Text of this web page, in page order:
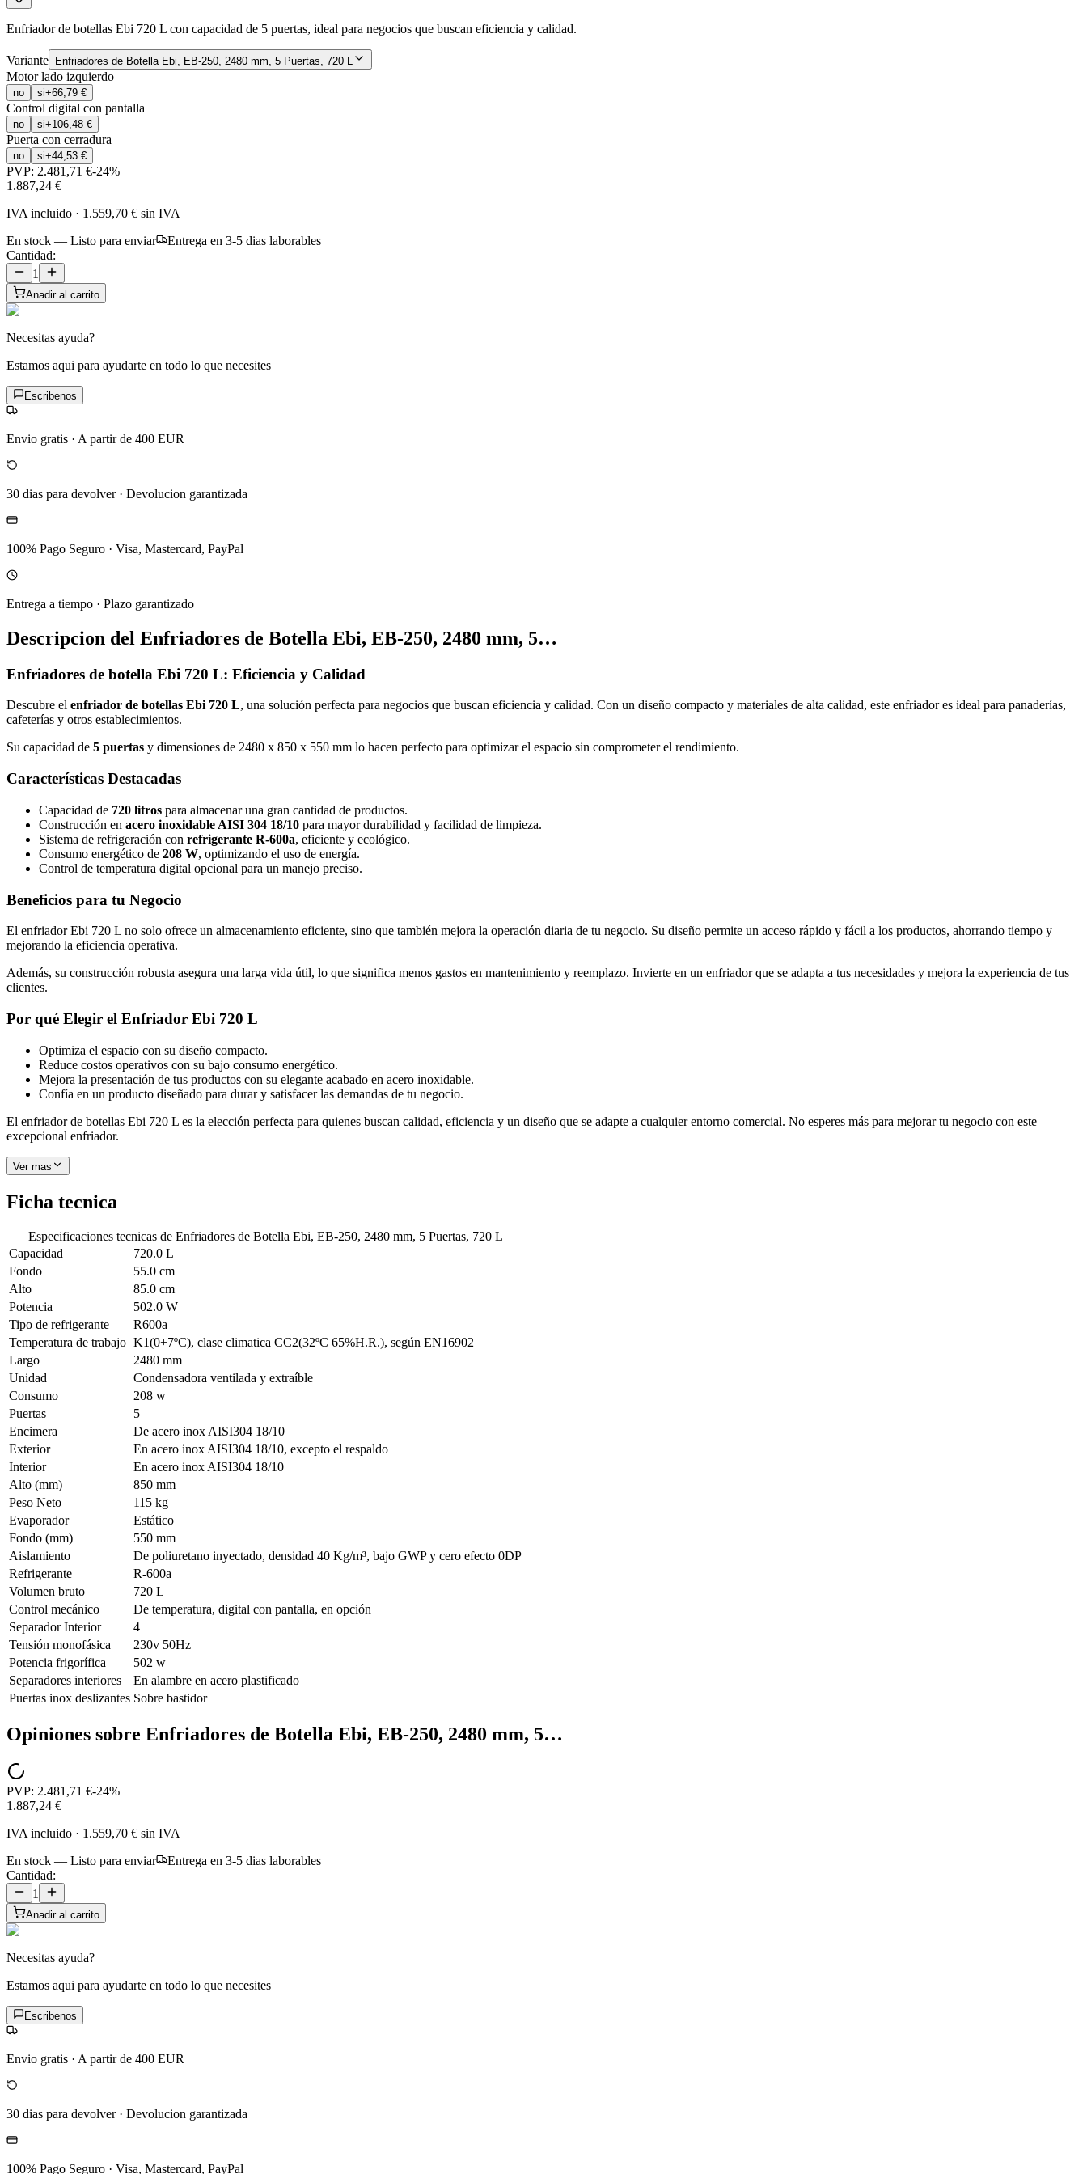
Enfriador de botellas Ebi 720 L con capacidad de 5 puertas, ideal para negocios que buscan eficiencia y calidad.
Variante Enfriadores de Botella Ebi, EB-250, 2480 mm, 5 Puertas, 720 L
Motor lado izquierdo
no si+66,79 €
Control digital con pantalla
no si+106,48 €
Puerta con cerradura
no si+44,53 €
PVP: 2.481,71 €-24%
1.887,24 €
IVA incluido · 1.559,70 € sin IVA
En stock — Listo para enviar
Entrega en 3-5 dias laborables
Cantidad:
1
Anadir al carrito
Necesitas ayuda?
Estamos aqui para ayudarte en todo lo que necesites
Escribenos
Envio gratis · A partir de 400 EUR
30 dias para devolver· Devolucion garantizada
100% Pago Seguro · Visa, Mastercard, PayPal
Entrega a tiempo · Plazo garantizado
Descripcion del Enfriadores de Botella Ebi, EB-250, 2480 mm, 5…
Enfriadores de botella Ebi 720 L: Eficiencia y Calidad
Descubre el enfriador de botellas Ebi 720 L, una solución perfecta para negocios que buscan eficiencia y calidad. Con un diseño compacto y materiales de alta calidad, este enfriador es ideal para panaderías,
cafeterías y otros establecimientos.
Su capacidad de 5 puertas y dimensiones de 2480 x 850 x 550 mm lo hacen perfecto para optimizar el espacio sin comprometer el rendimiento.
Características Destacadas
Capacidad de 720 litros para almacenar una gran cantidad de productos.
Construcción en acero inoxidable AISI 304 18/10 para mayor durabilidad y facilidad de limpieza.
Sistema de refrigeración con refrigerante R-600a, eficiente y ecológico.
Consumo energético de 208 W, optimizando el uso de energía.
Control de temperatura digital opcional para un manejo preciso.
Beneficios para tu Negocio
El enfriador Ebi 720 L no solo ofrece un almacenamiento eficiente, sino que también mejora la operación diaria de tu negocio. Su diseño permite un acceso rápido y fácil a los productos, ahorrando tiempo y
mejorando la eficiencia operativa.
Además, su construcción robusta asegura una larga vida útil, lo que significa menos gastos en mantenimiento y reemplazo. Invierte en un enfriador que se adapta a tus necesidades y mejora la experiencia de tus
clientes.
Por qué Elegir el Enfriador Ebi 720 L
Optimiza el espacio con su diseño compacto.
Reduce costos operativos con su bajo consumo energético.
Mejora la presentación de tus productos con su elegante acabado en acero inoxidable.
Confía en un producto diseñado para durar y satisfacer las demandas de tu negocio.
El enfriador de botellas Ebi 720 L es la elección perfecta para quienes buscan calidad, eficiencia y un diseño que se adapte a cualquier entorno comercial. No esperes más para mejorar tu negocio con este
excepcional enfriador.
Ver mas
Ficha tecnica
Especificaciones tecnicas de Enfriadores de Botella Ebi, EB-250, 2480 mm, 5 Puertas, 720 L
Capacidad
720.0 L
Fondo
55.0 cm
Alto
85.0 cm
Potencia
502.0 W
Tipo de refrigerante
R600a
Temperatura de trabajo K1(0+7ºC), clase climatica CC2(32ºC 65%H.R.), según EN16902
Largo
2480 mm
Unidad
Condensadora ventilada y extraíble
Consumo
208 w
Puertas
5
Encimera
De acero inox AISI304 18/10
Exterior
En acero inox AISI304 18/10, excepto el respaldo
Interior
En acero inox AISI304 18/10
Alto (mm)
850 mm
Peso Neto
115 kg
Evaporador
Estático
Fondo (mm)
550 mm
Aislamiento
De poliuretano inyectado, densidad 40 Kg/m³, bajo GWP y cero efecto 0DP
Refrigerante
R-600a
Volumen bruto
720 L
Control mecánico
De temperatura, digital con pantalla, en opción
Separador Interior
4
Tensión monofásica
230v 50Hz
Potencia frigorífica
502 w
Separadores interiores
En alambre en acero plastificado
Puertas inox deslizantes Sobre bastidor
Opiniones sobre Enfriadores de Botella Ebi, EB-250, 2480 mm, 5…
PVP: 2.481,71 €-24%
1.887,24 €
IVA incluido · 1.559,70 € sin IVA
En stock — Listo para enviar
Entrega en 3-5 dias laborables
Cantidad:
1
Anadir al carrito
Necesitas ayuda?
Estamos aqui para ayudarte en todo lo que necesites
Escribenos
Envio gratis · A partir de 400 EUR
30 dias para devolver· Devolucion garantizada
100% Pago Seguro · Visa, Mastercard, PayPal